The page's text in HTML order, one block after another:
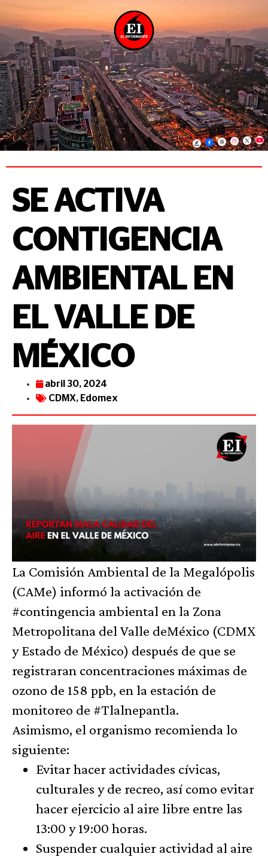
SE ACTIVA
CONTIGENCIA
AMBIENTAL EN
EL VALLE DE
MÉXICO
abril 30, 2024
CDMX, Edomex
La Comisión Ambiental de la Megalópolis
(CAMe) informó la activación de
#contingencia ambiental en la Zona
Metropolitana del Valle deMéxico (CDMX
y Estado de México) después de que se
registraran concentraciones máximas de
ozono de 158 ppb, en la estación de
monitoreo de #Tlalnepantla.
Asimismo, el organismo recomienda lo
siguiente:
Evitar hacer actividades cívicas,
culturales y de recreo, así como evitar
hacer ejercicio al aire libre entre las
13:00 y 19:00 horas.
Suspender cualquier actividad al aire